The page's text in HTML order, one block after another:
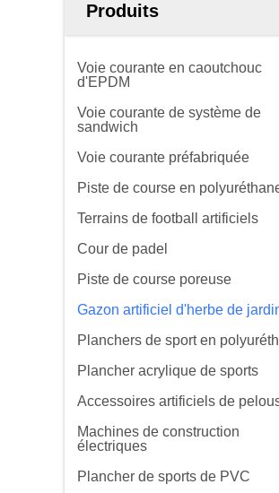
Produits
Voie courante en caoutchouc
d'EPDM
Voie courante de système de
sandwich
Voie courante préfabriquée
Piste de course en
Terrains de football artificiels
Cour de padel
Piste de course poreuse
Gazon artificiel d'herbe de
Planchers de sport en
Plancher acrylique de sports
Accessoires artificiels de
Machines de construction
électriques
Plancher de sports de PVC